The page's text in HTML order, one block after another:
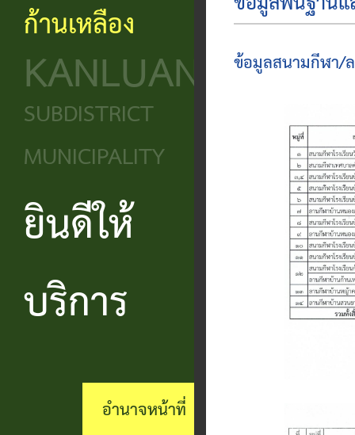
เป็นมา
ข้อมูล
พื้น
ฐาน
วิสัยทัศน์
และ
ยุทธศาสตร์
อำนาจ
หน้าที่
บริการ
ประชาชน
ศูนย์ช่วย
ประชาชน
แบบ
ฟอร์ม
ต่างๆ
แบบสอบถาม
โครงสร้าง
นิติบัญญัติ
โครงสร้าง
บริหาร
โครงสร้าง
ส่วน
ราชการ
สำนัก
และ
แผน
งาน
ข้อมูล
ข่าวสาร
สถานะ
ทางการ
ประชาชน
แจ้ง
ความ
เดือด
ร้อน
ร้อง
ร้อง
ทุกข์
กระดาน
สนทนา
ก้านเหลือง
KANLUANG
SUBDISTRICT
MUNICIPALITY
ยินดีให้
บริการ
อำนาจหน้าที่
ข้อมูลสนามกีฬา/